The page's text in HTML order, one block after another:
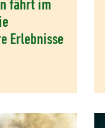
fährt im
Erlebnisse